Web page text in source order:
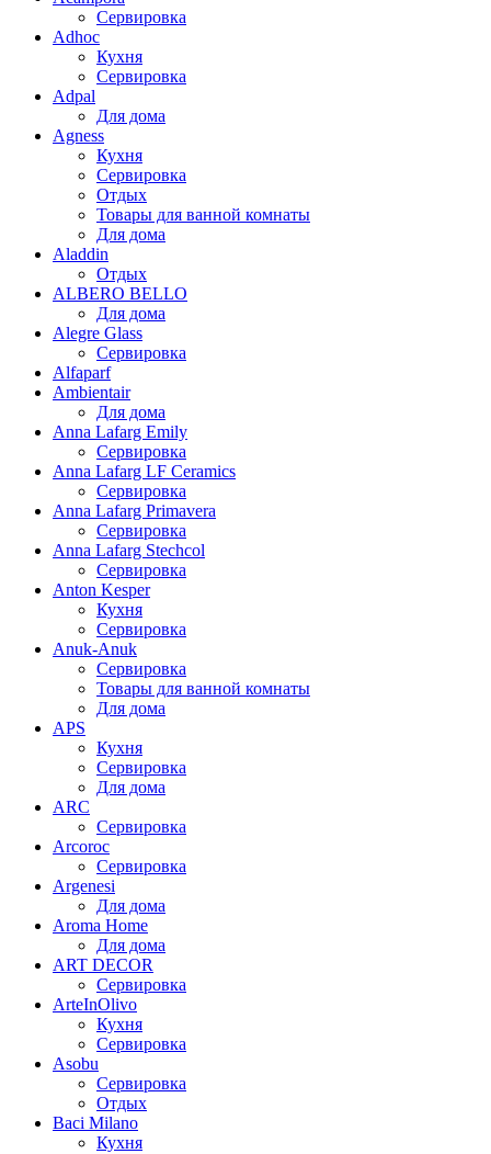
Сервировка
Adhoc
Кухня
Сервировка
Adpal
Для дома
Agness
Кухня
Сервировка
Отдых
Товары для ванной комнаты
Для дома
Aladdin
Отдых
ALBERO BELLO
Для дома
Alegre Glass
Сервировка
Alfaparf
Ambientair
Для дома
Anna Lafarg Emily
Сервировка
Anna Lafarg LF Ceramics
Сервировка
Anna Lafarg Primavera
Сервировка
Anna Lafarg Stechcol
Сервировка
Anton Kesper
Кухня
Сервировка
Anuk-Anuk
Сервировка
Товары для ванной комнаты
Для дома
APS
Кухня
Сервировка
Для дома
ARC
Сервировка
Arcoroc
Сервировка
Argenesi
Для дома
Aroma Home
Для дома
ART DECOR
Сервировка
ArteInOlivo
Кухня
Сервировка
Asobu
Сервировка
Отдых
Baci Milano
Кухня